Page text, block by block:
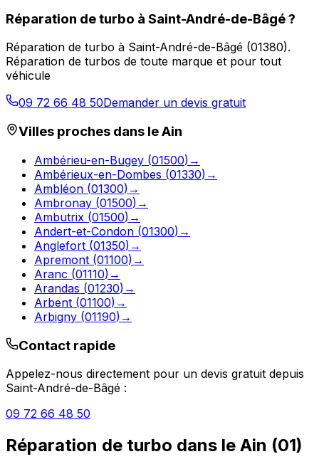
Réparation de turbo à Saint-André-de-Bâgé?
Réparation de turbo à Saint-André-de-Bâgé (01380).
Réparation de turbos de toute marque et pour tout
véhicule
09 72 66 48 50Demander un devis gratuit
Villes proches dans leAin
Ambérieu-en-Bugey (01500) →
Ambérieux-en-Dombes (01330) →
Ambléon (01300) →
Ambronay (01500) →
Ambutrix (01500) →
Andert-et-Condon (01300) →
Anglefort (01350) →
Apremont (01100) →
Aranc (01110) →
Arandas (01230) →
Arbent (01100) →
Arbigny (01190) →
Contact rapide
Appelez-nous directement pour un devis gratuit depuis
Saint-André-de-Bâgé :
09 72 66 48 50
Réparation de turbo dans le Ain (01)